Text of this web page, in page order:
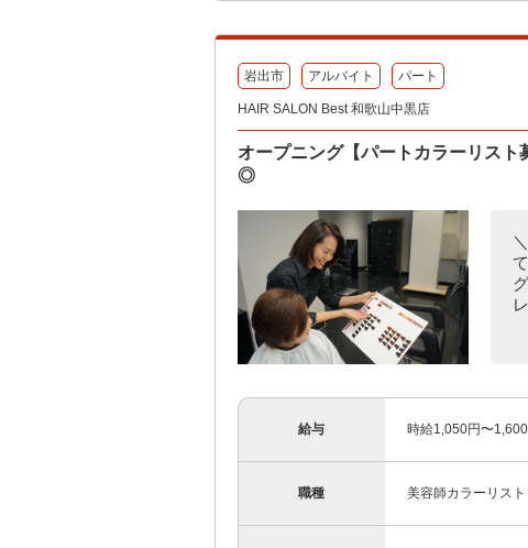
岩出市 アルバイト パート
HAIR SALON Best 和歌山中黒店
オープニング【パートカラーリス
◎
給与 時給1,050円〜
職種 美容師カラーリスト